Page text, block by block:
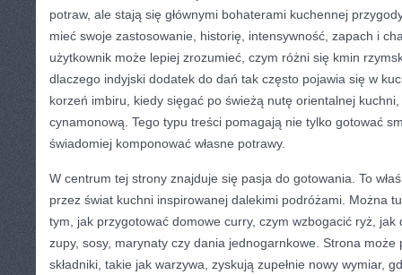
potraw, ale stają się głównymi bohaterami kuchennej
mieć swoje zastosowanie, historię, intensywność, zapach i
użytkownik może lepiej zrozumieć, czym różni się kmin
dlaczego indyjski dodatek do dań tak często pojawia się w
korzeń imbiru, kiedy sięgać po świeżą nutę orientalnej
cynamonową. Tego typu treści pomagają nie tylko gotować
świadomiej komponować własne potrawy.
W centrum tej strony znajduje się pasja do gotowania. To
przez świat kuchni inspirowanej dalekimi podróżami. Można
tym, jak przygotować domowe curry, czym wzbogacić ryż, jak
zupy, sosy, marynaty czy dania jednogarnkowe. Strona
składniki, takie jak warzywa, zyskują zupełnie nowy wymiar,